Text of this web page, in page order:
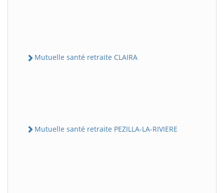
Mutuelle santé retraite CLAIRA
Mutuelle santé retraite PEZILLA-LA-RIVIERE